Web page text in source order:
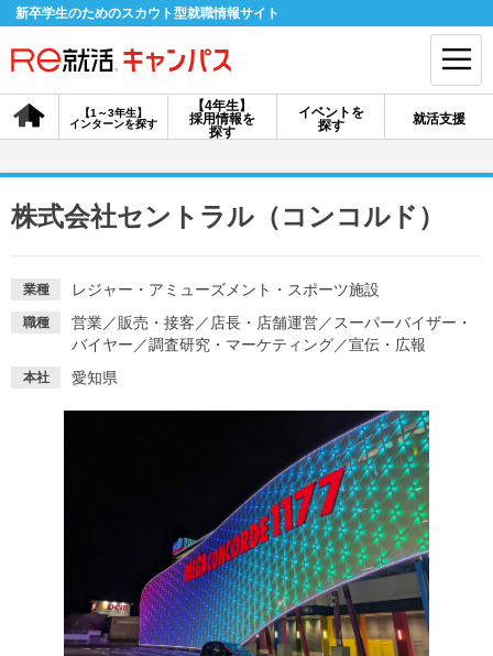
新卒学生のためのスカウト型就職情報サイト
【4年生】
採用情報を
探す
【1～3年生】
インターンを探す
イベントを
探す
就活支援
会員登録 ログイン
【4年生】
採用情報を探す
【4年生】
説明会を探す
【1～3年生】
インターンを探す
就活ノウハウが満載！
就活コラム
お役立ち記事・相談室など
適職診断
あなたに合う仕事を診断！
就活チャンネル
動画で対策講座をチェック
株式会社セントラル（コンコルド）
業種 レジャー・アミューズメント・スポーツ施設
職種 営業／販売・接客 ／ 店長・店舗運営／ スーパーバイザー・
バイヤー ／調査研究・マーケティング／宣伝・広報
本社 愛知県